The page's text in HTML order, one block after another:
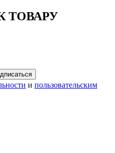
ТОВАРУ
и пользовательским